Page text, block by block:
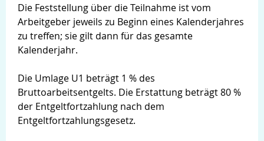
Die Feststellung über die Teilnahme ist vom
Arbeitgeber jeweils zu Beginn eines Kalenderjahres
zu treffen; sie gilt dann für das gesamte
Kalenderjahr.
Die Umlage U1 beträgt 1 % des
Bruttoarbeitsentgelts. Die Erstattung beträgt 80 %
der Entgeltfortzahlung nach dem
Entgeltfortzahlungsgesetz.